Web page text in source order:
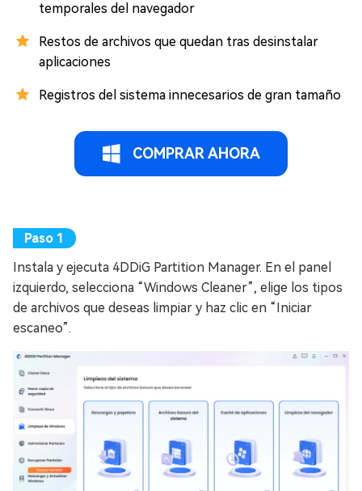
temporales del navegador
Restos de archivos que quedan tras desinstalar
aplicaciones
Registros del sistema innecesarios de gran tamaño
COMPRAR AHORA
Instala y ejecuta 4DDiG Partition Manager. En el panel
izquierdo, selecciona “Windows Cleaner”, elige los tipos
de archivos que deseas limpiar y haz clic en “Iniciar
escaneo”.